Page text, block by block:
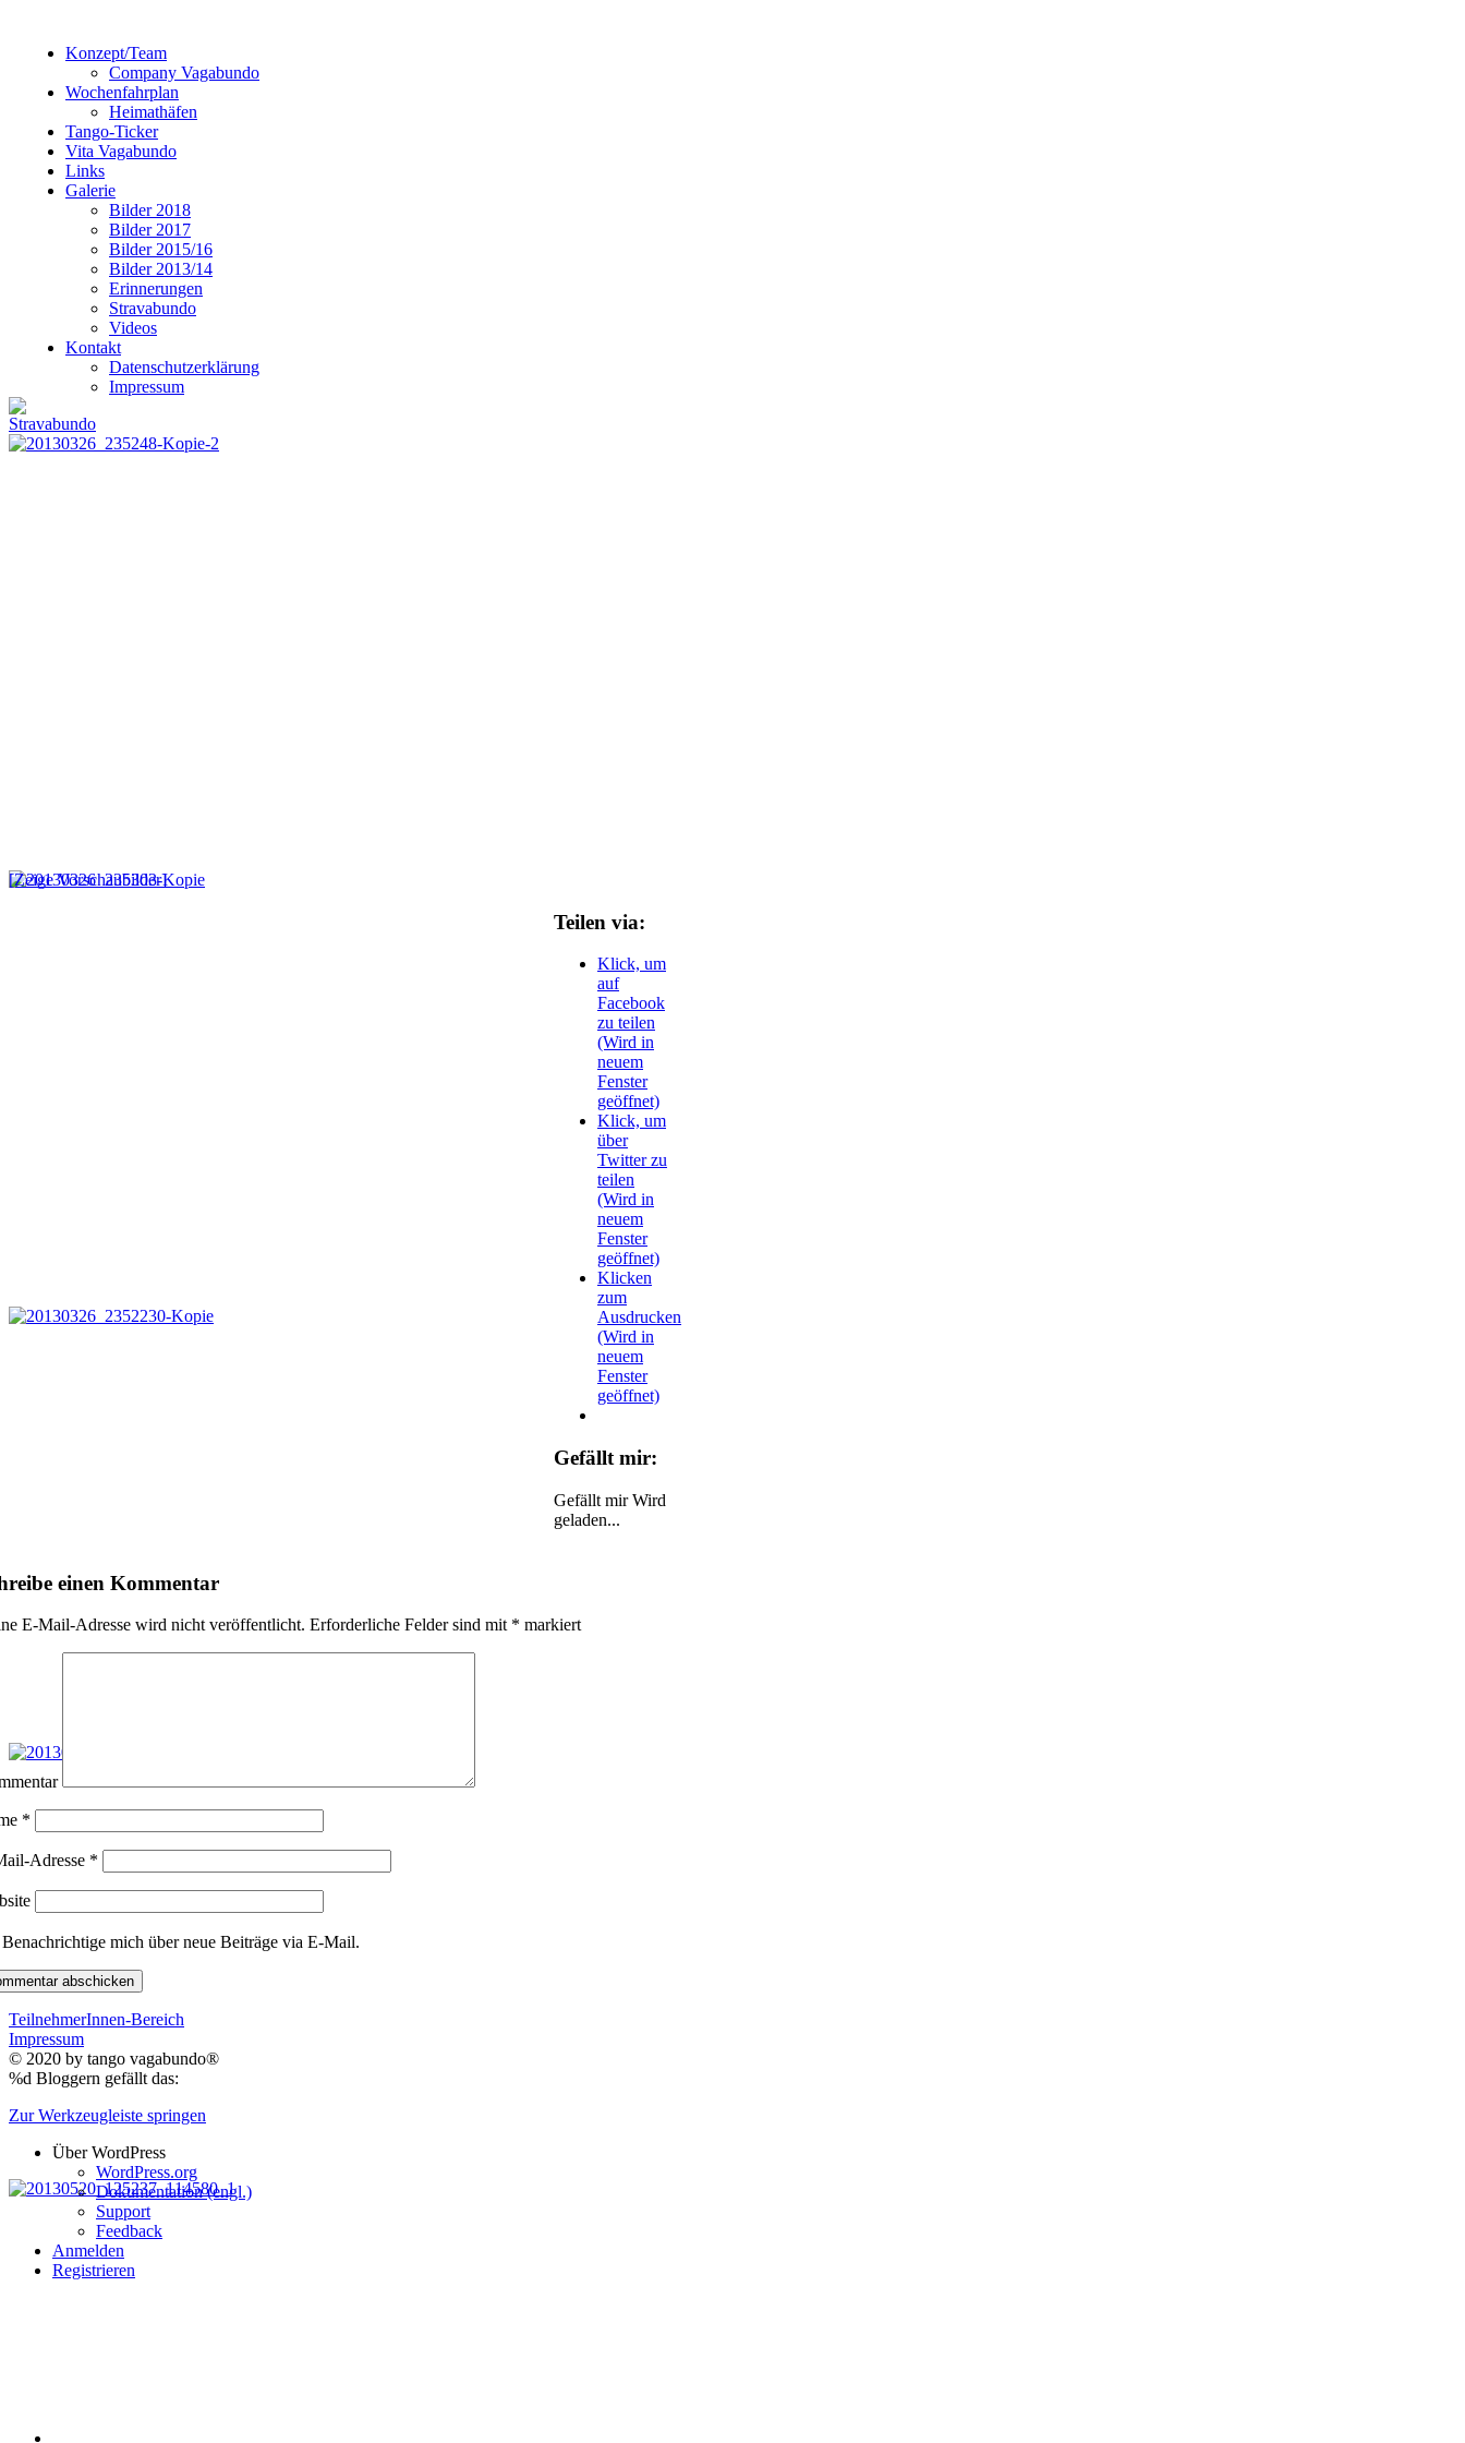
Konzept/Team
Company Vagabundo
Wochenfahrplan
Heimathäfen
Tango-Ticker
Vita Vagabundo
Links
Galerie
Bilder 2018
Bilder 2017
Bilder 2015/16
Bilder 2013/14
Erinnerungen
Stravabundo
Videos
Kontakt
Datenschutzerklärung
Impressum
Stravabundo
[Zeige Vorschaubilder]
Teilen via:
Klick, um
auf
Facebook
zu teilen
(Wird in
neuem
Fenster
geöffnet)
Klick, um
über
Twitter zu
teilen
(Wird in
neuem
Fenster
geöffnet)
Klicken
zum
Ausdrucken
(Wird in
neuem
Fenster
geöffnet)
Gefällt mir:
Gefällt mir Wird
geladen...
einen Kommentar
E-Mail-Adresse wird nicht veröffentlicht. Erforderliche Felder sind mit * markiert
*
Adresse *
Benachrichtige mich über neue Beiträge via E-Mail.
TeilnehmerInnen-Bereich
Impressum
© 2020 by tango vagabundo®
%d Bloggern gefällt das:
Zur Werkzeugleiste springen
Über WordPress
WordPress.org
Dokumentation (engl.)
Support
Feedback
Anmelden
Registrieren